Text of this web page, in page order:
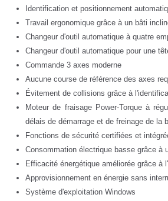
Identification et positionnement
Travail ergonomique grâce à un bâti
Changeur d'outil automatique à quatre
Changeur d'outil automatique pour une
Commande 3 axes moderne
Aucune course de référence des axes
Évitement de collisions grâce à
Moteur de fraisage Power-Torque à
délais de démarrage et de freinage de la
Fonctions de sécurité certifiées et
Consommation électrique basse grâce à
Efficacité énergétique améliorée grâce
Approvisionnement en énergie sans
Système d'exploitation Windows